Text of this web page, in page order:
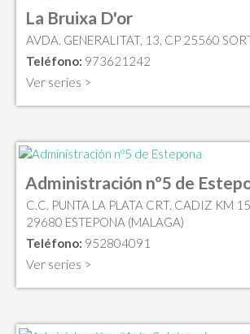
La Bruixa D'or
AVDA. GENERALITAT, 13, CP 25560
Teléfono: 973621242
Ver series >
Administración nº5 de
C.C. PUNTA LA PLATA CRT. CADIZ KM
29680 ESTEPONA (MALAGA)
Teléfono: 952804091
Ver series >